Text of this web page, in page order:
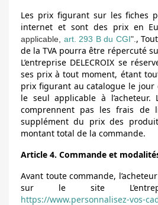
Les prix figurant sur les fiches
internet et sont des prix en
applicable, art. 293 Bdu CGI". ,
de la TVA pourra être répercuté
L’entreprise DELECROIX se
ses prix à tout moment, étant
prix figurant au catalogue le jour
le seul applicable à
comprennent pas les frais de
supplément du prix des
montant total de la commande.
Article 4. Commande et
Avant toute commande,
sur le site
https://www.personnalisez-vos-